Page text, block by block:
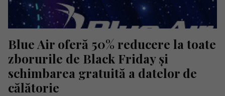
Blue Air oferă 50% reducere la toate
zborurile de Black Friday și
schimbarea gratuită a datelor de
călătorie